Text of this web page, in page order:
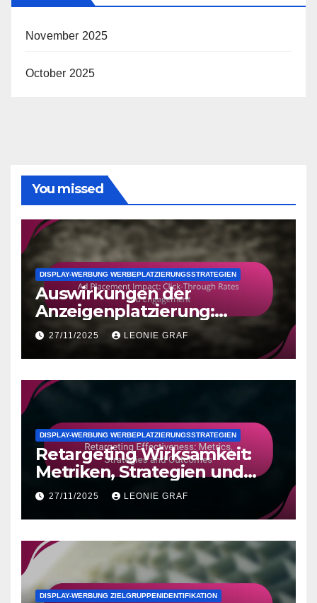
November 2025
October 2025
You missed
DISPLAY-WERBUNG WERBEPLATZIERUNGSSTRATEGIEN
Auswirkungen der
Anzeigenplatzierung:
Klickrate und Engagement
27/11/2025 LEONIE GRAF
DISPLAY-WERBUNG WERBEPLATZIERUNGSSTRATEGIEN
Retargeting Wirksamkeit:
Metriken, Strategien und
Ergebnisse
27/11/2025 LEONIE GRAF
DISPLAY-WERBUNG ZIELGRUPPENIDENTIFIKATION